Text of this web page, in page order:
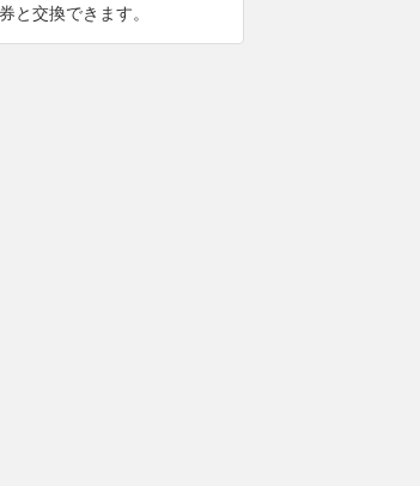
と交換できます。